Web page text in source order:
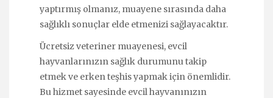
yaptırmış olmanız, muayene sırasında daha
sağlıklı sonuçlar elde etmenizi sağlayacaktır.
Ücretsiz veteriner muayenesi, evcil
hayvanlarınızın sağlık durumunu takip
etmek ve erken teşhis yapmak için önemlidir.
Bu hizmet sayesinde evcil hayvanınızın